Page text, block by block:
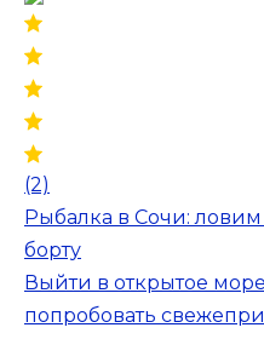
(2)
Рыбалка в Сочи:
борту
Выйти в открытое
попробовать